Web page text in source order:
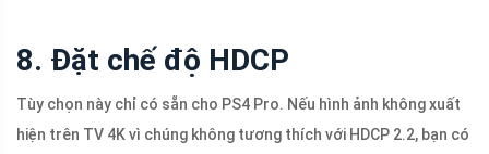
8. Đặt chế độ HDCP
Tùy chọn này chỉ có sẵn cho PS4 Pro. Nếu hình ảnh không xuất
hiện trên TV 4K vì chúng không tương thích với HDCP 2.2, bạn có